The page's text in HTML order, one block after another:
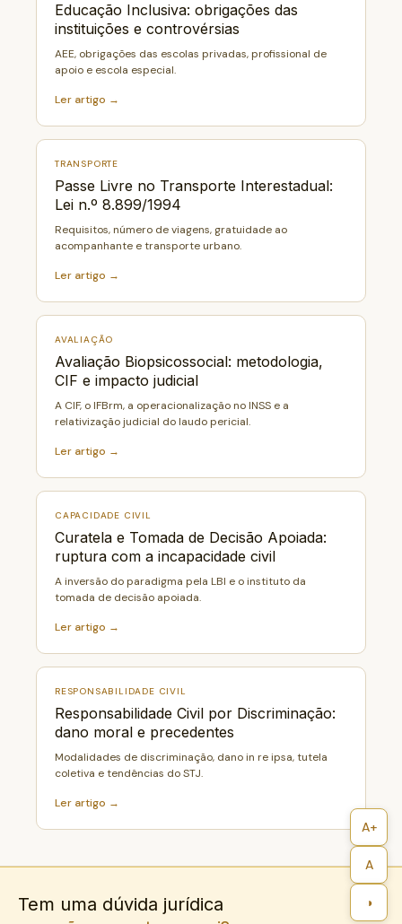
Educação Inclusiva: obrigações das
instituições e controvérsias
AEE, obrigações das escolas privadas, profissional de
apoio e escola especial.
Ler artigo →
TRANSPORTE
Passe Livre no Transporte Interestadual:
Lei n.º 8.899/1994
Requisitos, número de viagens, gratuidade ao
acompanhante e transporte urbano.
Ler artigo →
AVALIAÇÃO
Avaliação Biopsicossocial: metodologia,
CIF e impacto judicial
A CIF, o IFBrm, a operacionalização no INSS e a
relativização judicial do laudo pericial.
Ler artigo →
CAPACIDADE CIVIL
Curatela e Tomada de Decisão Apoiada:
ruptura com a incapacidade civil
A inversão do paradigma pela LBI e o instituto da
tomada de decisão apoiada.
Ler artigo →
RESPONSABILIDADE CIVIL
Responsabilidade Civil por Discriminação:
dano moral e precedentes
Modalidades de discriminação, dano in re ipsa, tutela
coletiva e tendências do STJ.
Ler artigo →
Tem uma dúvida jurídica
A+
A
◑